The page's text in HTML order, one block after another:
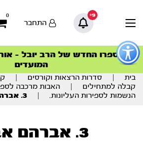
כפתור
לפתיחת
תפריט
9+
0
התחבר
סדרות
הסדרה המובילה החודש –
ספרו החדש של הרב יובל –
המועדים
הצטרפו למהפכת הבריאות
סדרות
הסדרה המובילה החודש –
תוכן
מרכזי
בית סדרות הרצאות וקורסים
קבלה למתחילים
האבות מרכבה
הנשמות לספירות העליונות.
3. אברהם אבינו
3. אברהם אבינו